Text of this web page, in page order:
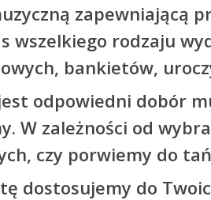
zapewniającą
wszelkiego rodzaju
bankietów,
odpowiedni dobór
W zależności od
czy porwiemy do
dostosujemy do